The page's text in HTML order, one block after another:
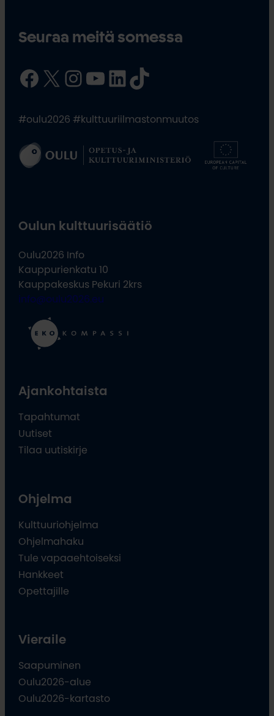
Seuraa meitä somessa
Facebook X InstagramYouTube LinkedIn TikTok
#oulu2026 #kulttuuriilmastonmuutos
Oulun kulttuurisäätiö
Oulu2026 Info
Kauppurienkatu 10
Kauppakeskus Pekuri 2krs
info@oulu2026.eu
Ajankohtaista
Tapahtumat
Uutiset
Tilaa uutiskirje
Ohjelma
Kulttuuriohjelma
Ohjelmahaku
Tule vapaaehtoiseksi
Hankkeet
Opettajille
Vieraile
Saapuminen
Oulu2026-alue
Oulu2026-kartasto